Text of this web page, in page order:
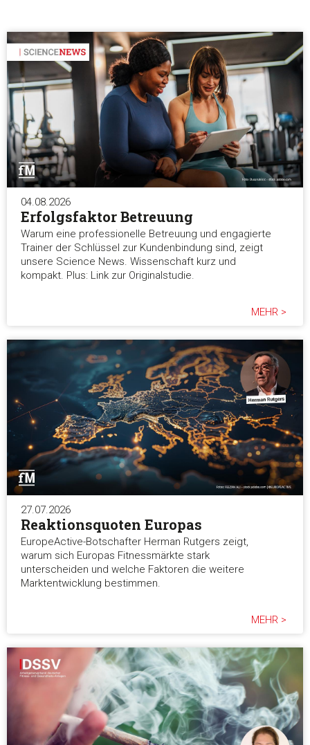
Marketing
Alle akzeptieren
Auswahl erlauben
04.08.2026
Erfolgsfaktor Betreuung
Warum eine professionelle Betreuung und engagierte
Trainer der Schlüssel zur Kundenbindung sind, zeigt
unsere Science News. Wissenschaft kurz und
kompakt. Plus: Link zur Originalstudie.
MEHR >
27.07.2026
Reaktionsquoten Europas
EuropeActive-Botschafter Herman Rutgers zeigt,
warum sich Europas Fitnessmärkte stark
unterscheiden und welche Faktoren die weitere
Marktentwicklung bestimmen.
MEHR >